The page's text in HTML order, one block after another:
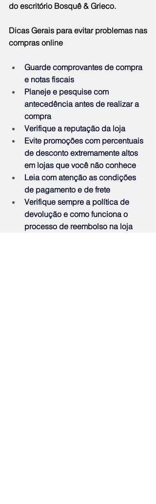
do escritório Bosquê & Grieco.
Dicas Gerais para evitar problemas nas
compras online
Guarde comprovantes de compra
e notas fiscais
Planeje e pesquise com
antecedência antes de realizar a
compra
Verifique a reputação da loja
Evite promoções com percentuais
de desconto extremamente altos
em lojas que você não conhece
Leia com atenção as condições
de pagamento e de frete
Verifique sempre a política de
devolução e como funciona o
processo de reembolso na loja